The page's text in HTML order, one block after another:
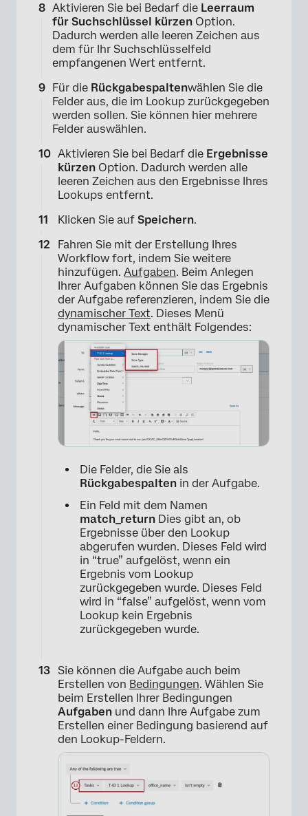
Aktivieren Sie bei Bedarf die Leerraum
für Suchschlüssel kürzen Option.
Dadurch werden alle leeren Zeichen aus
dem für Ihr Suchschlüsselfeld
empfangenen Wert entfernt.
Für die Rückgabespaltenwählen Sie die
Felder aus, die im Lookup zurückgegeben
werden sollen. Sie können hier mehrere
Felder auswählen.
Aktivieren Sie bei Bedarf die Ergebnisse
kürzen Option. Dadurch werden alle
leeren Zeichen aus den Ergebnisse Ihres
Lookups entfernt.
Klicken Sie auf Speichern.
Fahren Sie mit der Erstellung Ihres
Workflow fort, indem Sie weitere
hinzufügen. Aufgaben. Beim Anlegen
Ihrer Aufgaben können Sie das Ergebnis
der Aufgabe referenzieren, indem Sie die
dynamischer Text. Dieses Menü
dynamischer Text enthält Folgendes:
×
Die Felder, die Sie als
Rückgabespalten in der Aufgabe.
Ein Feld mit dem Namen
match_return Dies gibt an, ob
Ergebnisse über den Lookup
abgerufen wurden. Dieses Feld wird
in “true” aufgelöst, wenn ein
Ergebnis vom Lookup
zurückgegeben wurde. Dieses Feld
wird in “false” aufgelöst, wenn vom
Lookup kein Ergebnis
zurückgegeben wurde.
Sie können die Aufgabe auch beim
Erstellen von Bedingungen. Wählen Sie
beim Erstellen Ihrer Bedingungen
Aufgaben und dann Ihre Aufgabe zum
Erstellen einer Bedingung basierend auf
den Lookup-Feldern.